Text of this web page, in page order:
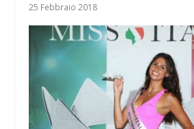
25 Febbraio 2018